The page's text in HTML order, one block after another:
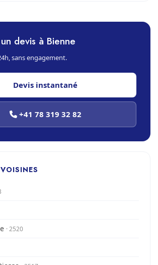
devis à Bienne
sans engagement.
Devis instantané
+41 78 319 32 82
· 2520